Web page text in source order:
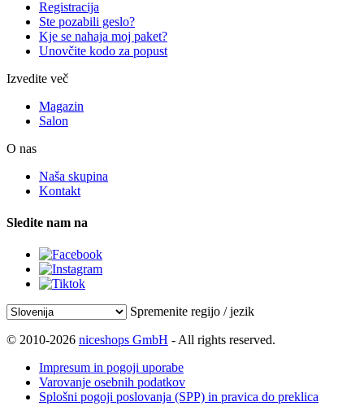
Registracija
Ste pozabili geslo?
Kje se nahaja moj paket?
Unovčite kodo za popust
Izvedite več
Magazin
Salon
O nas
Naša skupina
Kontakt
Sledite nam na
Spremenite regijo / jezik
© 2010-2026 niceshops GmbH - All rights reserved.
Impresum in pogoji uporabe
Varovanje osebnih podatkov
Splošni pogoji poslovanja (SPP) in pravica do preklica